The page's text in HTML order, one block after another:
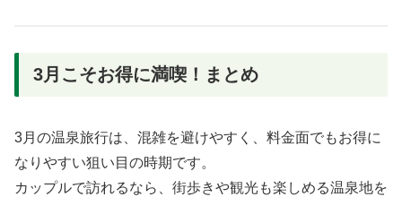
3月こそお得に満喫！まとめ
3月の温泉旅行は、混雑を避けやすく、料金面でもお得に
なりやすい狙い目の時期です。
カップルで訪れるなら、街歩きや観光も楽しめる温泉地を